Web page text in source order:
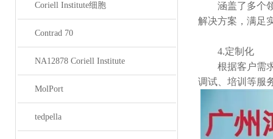
Coriell Institute细胞
Contrad 70
NA12878 Coriell Institute
MolPort
tedpella
涵盖了多个领
解决方案，满足
4.定制化
根据客户需求
调试、培训等服